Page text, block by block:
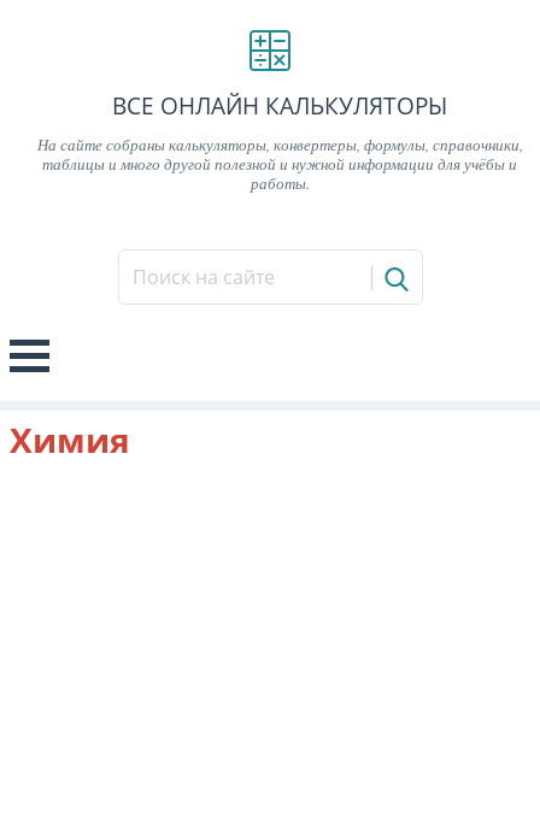
ВСЕ ОНЛАЙН КАЛЬКУЛЯТОРЫ
На сайте собраны калькуляторы, конвертеры, формулы, справочники,
таблицы и много другой полезной и нужной информации для учёбы и
работы.
Химия